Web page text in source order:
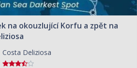
na okouzlující Korfu a zpět na
Costa Deliziosa